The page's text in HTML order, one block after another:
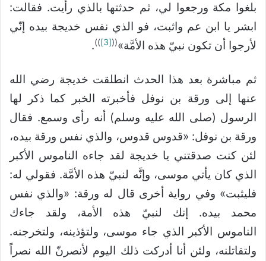
بلغوا مكة ورجعوا لي، ثم حدثتها بالذي رأيت. فقالت:
ابشر يا ابن عم واثبت، فو الذي نفس خديجة بيده إنّي
لأرجوا أن تكون نبيّ هذه الأمَّة»((
[3]
))
.
ثم مباشرة بعد هذا الحدث انطلقت خديجة رضي الله
عنها إلى ورقة بن نوفل فأخبرته الخبر كما ذكر لها
الرسول (صلى الله عليه وسلم) أنه رأى وسمع. فقال
ورقة بن نوفل: «قدوس قدوس، والذي نفس ورقة بيده،
لئن كنت صدقتني يا خديجة لقد جاءه الناموس الأكبر
الذي كان يأتي موسى، وإنَّه لنبيّ هذه الأمَّة. فقولي له:
فليثبت» وفي رواية أخرى قال له ورقة: «والذي نفس
محمد بيده. إنك لنبيّ هذه الأمة، ولقد جاءك
الناموس الأكبر الذي جاء موسى، ولتؤذينه، ولتخرجنه.
ولتقاتلنه، ولئن أنا أدركت ذلك اليوم لأنصرنّ الله نصراً